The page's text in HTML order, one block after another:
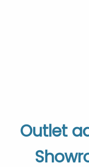
Outlet